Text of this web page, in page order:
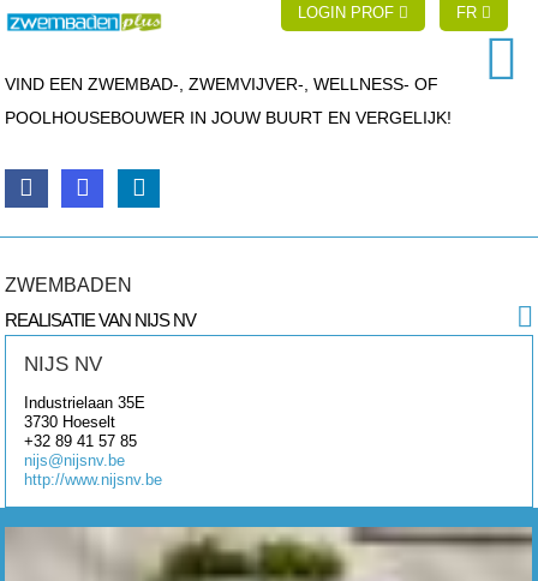
LOGIN PROF FR
VIND EEN ZWEMBAD-, ZWEMVIJVER-, WELLNESS- OF
POOLHOUSEBOUWER IN JOUW BUURT EN VERGELIJK!
ZWEMBADEN
REALISATIE VAN NIJS NV
NIJS NV
Industrielaan 35E
3730 Hoeselt
+32 89 41 57 85
nijs@nijsnv.be
http://www.nijsnv.be